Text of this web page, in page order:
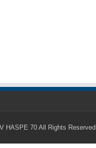
HASPE 70 All Rights Reserved